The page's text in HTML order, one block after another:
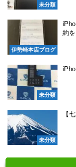
未分類
伊勢崎本店ブログ
約を
未分類
未分類
【